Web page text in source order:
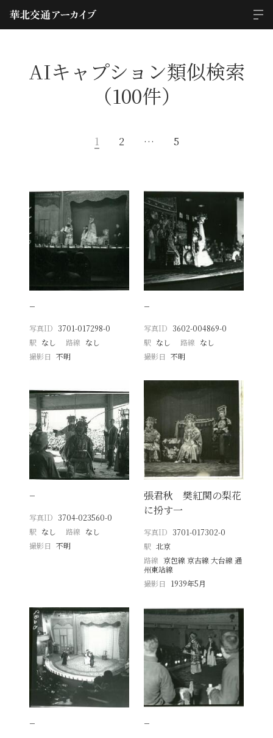
AIキャプション類似検索
（100件）
1 2 … 5
−
写真ID 3701-017298-0
駅 なし 路線 なし
撮影日
不明
−
写真ID 3602-004869-0
駅 なし 路線 なし
撮影日 不明
−
写真ID 3704-023560-0
駅 なし 路線 なし
撮影日
不明
張君秋 樊紅関の梨花
に扮す一
写真ID 3701-017302-0
駅 北京
路線 京包線 京古線 大台線 通
州東站線
撮影日
1939年5月
− −